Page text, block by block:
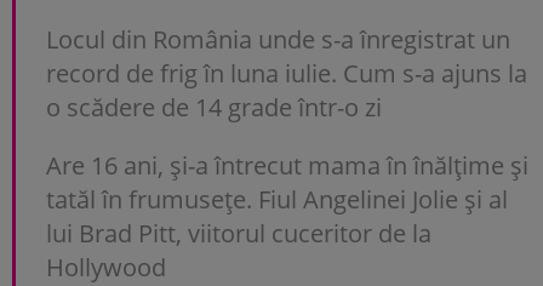
Locul din România unde s-a înregistrat un
record de frig în luna iulie. Cum s-a ajuns la
o scădere de 14 grade într-o zi
Are 16 ani, și-a întrecut mama în înălțime și
tatăl în frumusețe. Fiul Angelinei Jolie și al
lui Brad Pitt, viitorul cuceritor de la
Hollywood